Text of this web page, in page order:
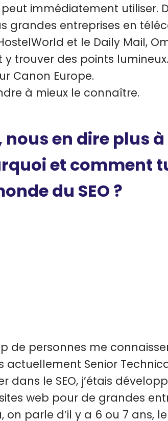
immédiatement utiliser.
grandes entreprises en
et le Daily Mail,
trouver des points
Canon Europe.
à mieux le connaître.
en dire plus
et comment
du SEO ?
de personnes me
Senior
dans le SEO, j’étais
web pour de grandes
parle d’il y a 6 ou 7 ans,